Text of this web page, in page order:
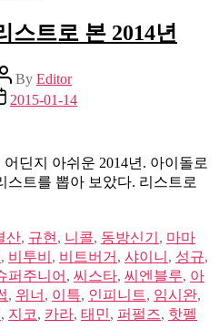
스트로 본 2014년
PostBy Editor
2015-01-14
딘지 아쉬운 2014년. 아이돌로
스트를 뽑아 보았다. 리스트로
산, 규현 , 니콜, 동방신기 , 마마
, 비투비 , 비트버거 , 샤이니 , 성규,
퍼주니어 , 씨스타, 씨엔블루, 아
, 위너 , 이특, 인피니트, 임시완,
, 지코, 카라, 태민, 퍼펄즈, 핫펠